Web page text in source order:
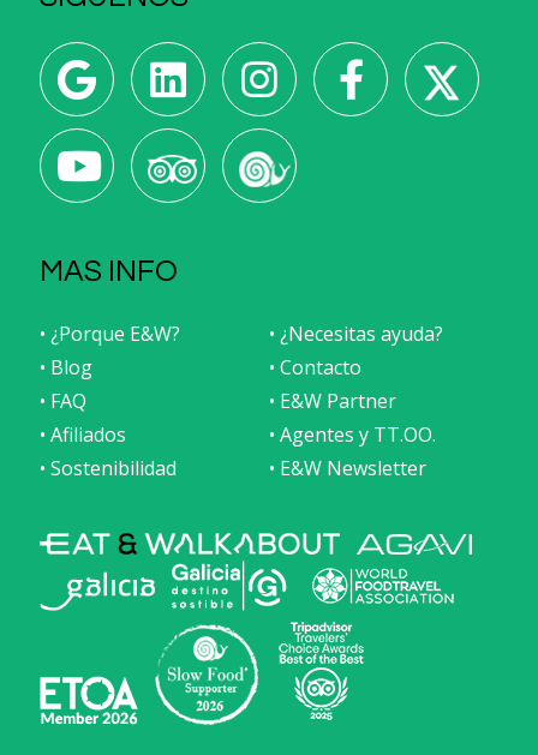
MAS INFO
• ¿Porque E&W?
• ¿Necesitas ayuda?
• Blog
• Contacto
• FAQ
• E&W Partner
• Afiliados
• Agentes y TT.OO.
• Sostenibilidad
• E&W Newsletter